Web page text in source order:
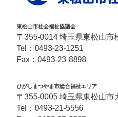
東松山市社会福祉協議会
〒355-0014 埼玉県東松山市
Tel： 0493-23-1251
Fax：0493-23-8898
ひがしまつやま市総合福祉エリア
〒355-0005 埼玉県東松山市
Tel： 0493-21-5556